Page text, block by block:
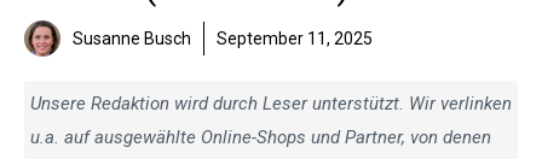
Susanne Busch September 11, 2025
Unsere Redaktion wird durch Leser unterstützt. Wir verlinken
u.a. auf ausgewählte Online-Shops und Partner, von denen